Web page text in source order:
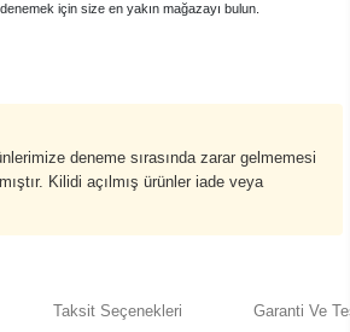
için size en yakın mağazayı bulun.
deneme sırasında zarar gelmemesi
Kilidi açılmış ürünler iade veya
Taksit Seçenekleri Garanti Ve